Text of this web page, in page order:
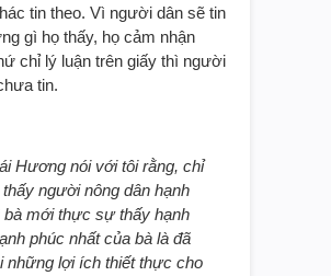
tin theo. Vì người dân sẽ tin
gì họ thấy, họ cảm nhận
chỉ lý luận trên giấy thì người
tin.
Hương nói với tôi rằng, chỉ
người nông dân hạnh
bà mới thực sự thấy hạnh
phúc nhất của bà là đã
những lợi ích thiết thực cho